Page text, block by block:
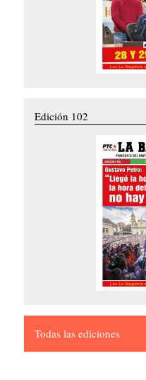
Edición 102
Todas las ediciones